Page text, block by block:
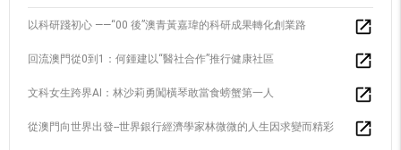
以科研踐初心 ——“00 後”澳青黃嘉瑋的科研成果轉化創業路
回流澳門從0到1：何鍾建以“醫社合作”推行健康社區
文科女生跨界AI：林沙莉勇闖橫琴敢當食螃蟹第一人
從澳門向世界出發--世界銀行經濟學家林微微的人生因求變而精彩